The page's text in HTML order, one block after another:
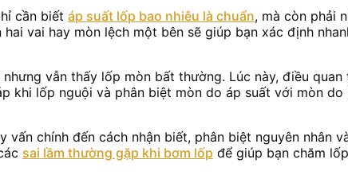
cần biết áp suất lốp bao nhiêu là chuẩn, mà còn phải
vai hay mòn lệch một bên sẽ giúp bạn xác định
vẫn thấy lốp mòn bất thường. Lúc này, điều
khi lốp nguội và phân biệt mòn do áp suất với mòn
chính đến cách nhận biết, phân biệt nguyên nhân
sai lầm thường gặp khi bơm lốp để giúp bạn chăm